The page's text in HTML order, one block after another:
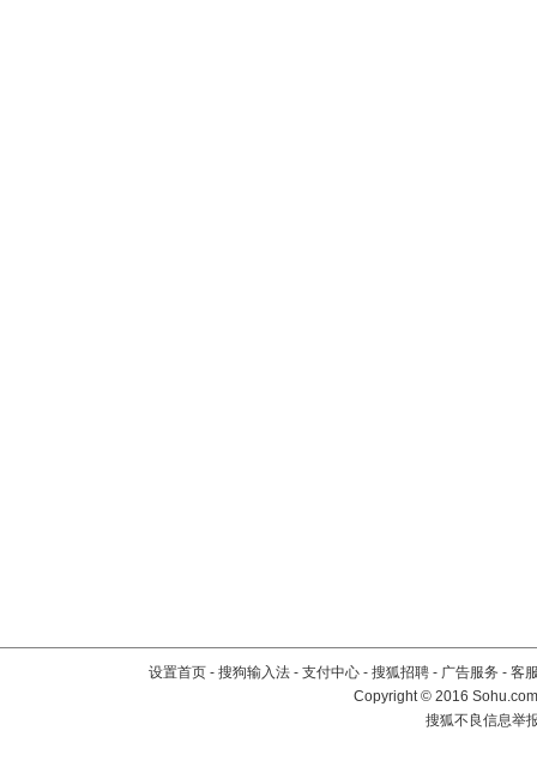
设置首页 - 搜狗输入法 - 支付中心 - 搜狐招聘 - 广告服务 - 客
Copyright©2016
搜狐不良信息举